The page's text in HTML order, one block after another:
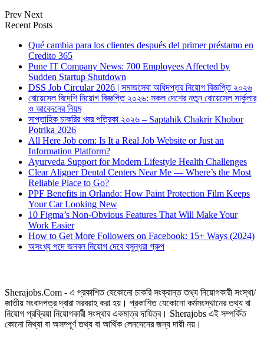
Prev Next
Recent Posts
Qué cambia para los clientes después del primer préstamo en
Credito 365
Pune IT Company News: 700 Employees Affected by
Sudden Startup Shutdown
DSS Job Circular 2026 | সমাজসেবা অধিদপ্তর নিয়োগ বিজ্ঞপ্তি ২০২৬
বোয়েসেল বিদেশি নিয়োগ বিজ্ঞপ্তি ২০২৬: সকল দেশের নতুন বোয়েসেল সার্কুলার
ও আবেদনের নিয়ম
সাপ্তাহিক চাকরির খবর পত্রিকা ২০২৬ – Saptahik Chakrir Khobor
Potrika 2026
All Here Job com: Is It a Real Job Website or Just an
Information Platform?
Ayurveda Support for Modern Lifestyle Health Challenges
Clear Aligner Dental Centers Near Me — Where’s the Most
Reliable Place to Go?
PPF Benefits in Orlando: How Paint Protection Film Keeps
Your Car Looking New
10 Figma’s Non-Obvious Features That Will Make Your
Work Easier
How to Get More Followers on Facebook: 15+ Ways (2024)
অসংখ্য পদে জনবল নিয়োগ দেবে বসুন্ধরা গ্রুপ
Sherajobs.Com - এ প্রকাশিত যেকোনো চাকরি সংক্রান্ত তথ্য নিয়োগকারী সংস্থা/
জাতীয় সংবাদপত্র দ্বারা সরবরাহ করা হয়। প্রকাশিত যেকোনো কর্মসংস্থানের তথ্য বা
নিয়োগ প্রক্রিয়া নিয়োগকারী সংস্থার একমাত্র দায়িত্ব। Sherajobs এই সম্পর্কিত
কোনো মিথ্যা বা অসম্পূর্ণ তথ্য বা আর্থিক লেনদেনের জন্য দায়ী নয়।